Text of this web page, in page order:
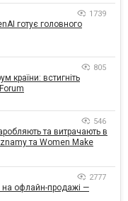
1739
готує головного
805
країни: встигніть
546
та витрачають в
znamy та Women Make
2777
на офлайн-продажі —